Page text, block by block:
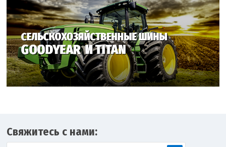
Свяжитесь с нами: